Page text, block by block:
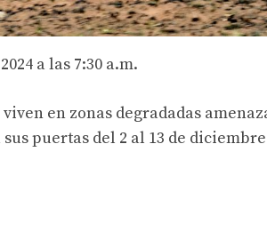
a las 7:30 a.m.
en zonas degradadas
puertas del 2 al 13 de